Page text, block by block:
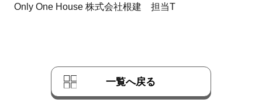
Only One House 株式会社根建 担当T
一覧へ戻る